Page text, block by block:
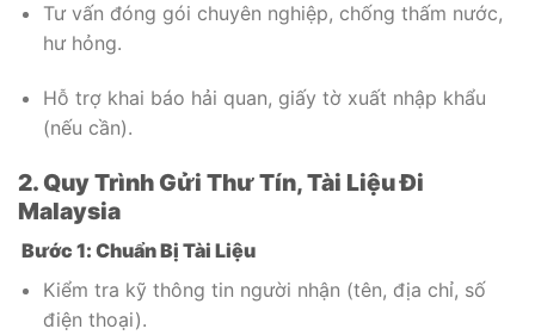
Tư vấn đóng gói chuyên nghiệp, chống thấm nước,
hư hỏng.
Hỗ trợ khai báo hải quan, giấy tờ xuất nhập khẩu
(nếu cần).
2. Quy Trình Gửi Thư Tín, Tài Liệu Đi
Malaysia
Bước 1: Chuẩn Bị Tài Liệu
Kiểm tra kỹ thông tin người nhận (tên, địa chỉ, số
điện thoại).